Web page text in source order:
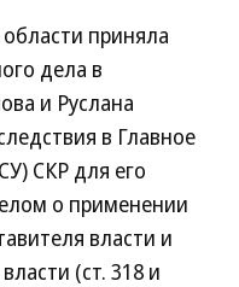
приняла
дела в
и Руслана
в Главное
СКР для его
о применении
власти и
(ст. 318 и